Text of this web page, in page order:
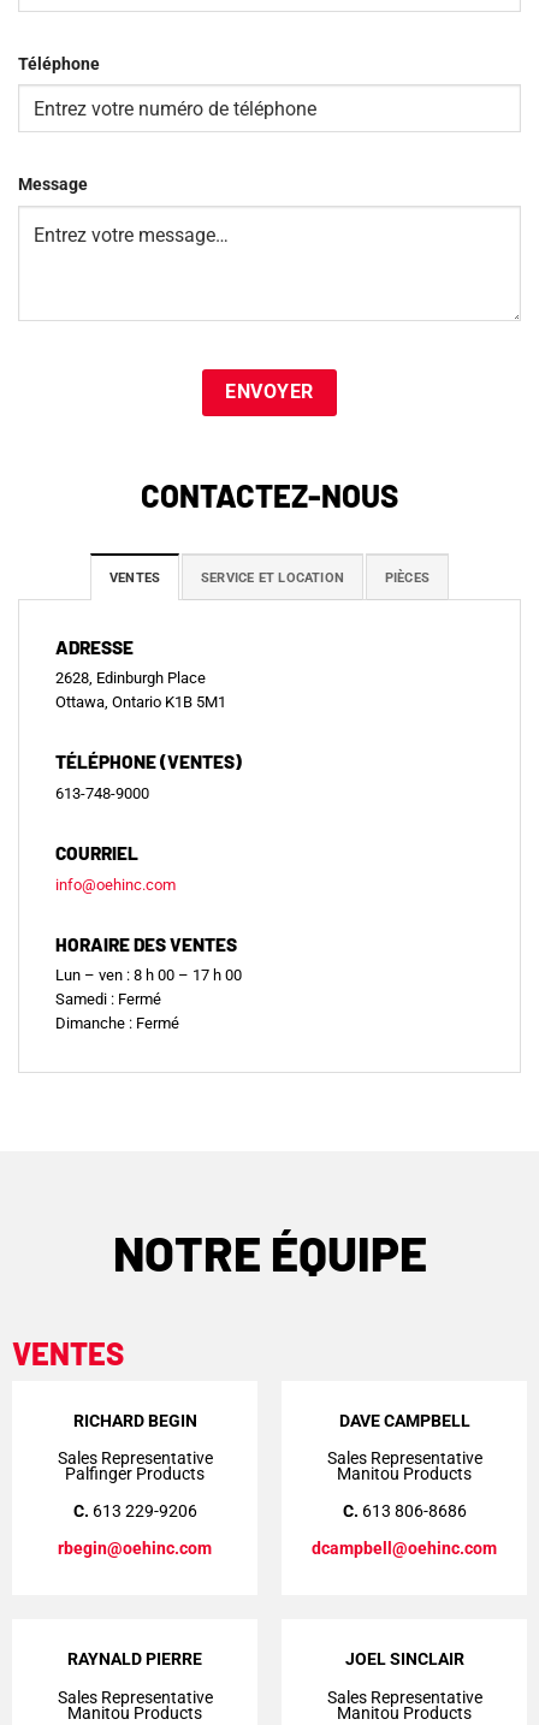
CONTACTEZ-NOUS
VENTES SERVICE ET LOCATION PIÈCES
ADRESSE
2628, Edinburgh Place
Ottawa, Ontario K1B 5M1
TÉLÉPHONE (VENTES)
613-748-9000
COURRIEL
info@oehinc.com
HORAIRE DES VENTES
Lun – ven : 8 h 00 – 17 h 00
Samedi : Fermé
Dimanche : Fermé
Téléphone
Message
NOTRE ÉQUIPE
VENTES
RICHARD BEGIN
Sales Representative
Palfinger Products
C. 613 229-9206
rbegin@oehinc.com
DAVE CAMPBELL
Sales Representative
Manitou Products
C. 613 806-8686
dcampbell@oehinc.com
RAYNALD PIERRE
Sales Representative
Manitou Products
JOEL SINCLAIR
Sales Representative
Manitou Products